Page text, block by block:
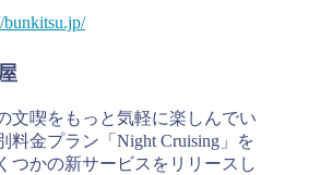
bunkitsu.jp/
文喫をもっと気軽に楽しんでい
料金プラン「Night Cruising」を
つかの新サービスをリリースし